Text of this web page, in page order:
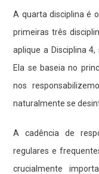
A quarta disciplina é
primeiras três
aplique a Disciplina
Ela se baseia no
nos
naturalmente se
A cadência de
regulares e
crucialmente